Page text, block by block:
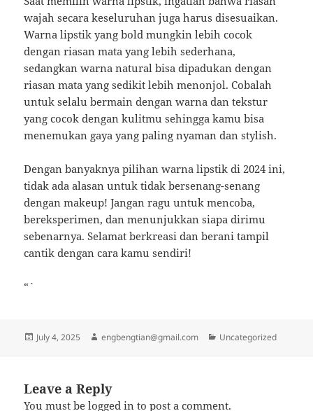
wajah secara keseluruhan juga harus disesuaikan.
Warna lipstik yang bold mungkin lebih cocok
dengan riasan mata yang lebih sederhana,
sedangkan warna natural bisa dipadukan dengan
riasan mata yang sedikit lebih menonjol. Cobalah
untuk selalu bermain dengan warna dan tekstur
yang cocok dengan kulitmu sehingga kamu bisa
menemukan gaya yang paling nyaman dan stylish.
Dengan banyaknya pilihan warna lipstik di 2024 ini,
tidak ada alasan untuk tidak bersenang-senang
dengan makeup! Jangan ragu untuk mencoba,
bereksperimen, dan menunjukkan siapa dirimu
sebenarnya. Selamat berkreasi dan berani tampil
cantik dengan cara kamu sendiri!
“`
Posted
July 4, 2025 Author
engbengtian@gmail.com Categories
Uncategorized
Leave a Reply
You must belogged in to post a comment.